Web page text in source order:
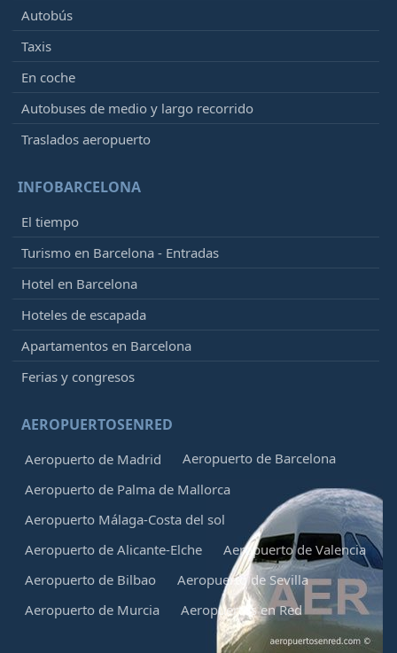
Autobús
Taxis
En coche
Autobuses de medio y largo recorrido
Traslados aeropuerto
INFOBARCELONA
El tiempo
Turismo en Barcelona - Entradas
Hotel en Barcelona
Hoteles de escapada
Apartamentos en Barcelona
Ferias y congresos
AEROPUERTOSENRED
Aeropuerto de Madrid
Aeropuerto de Barcelona
Aeropuerto de Palma de Mallorca
Aeropuerto Málaga-Costa del sol
Aeropuerto de Alicante-Elche
Aeropuerto de Valencia
Aeropuerto de Bilbao
Aeropuerto de Sevilla
Aeropuerto de Murcia
Aeropuertos en Red